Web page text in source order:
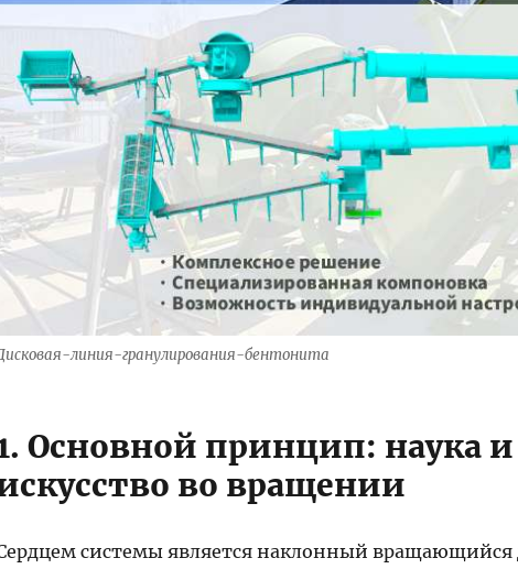
линия-гранулирования-бентонита
Основной принцип: наука и
во вращении
системы является наклонный вращающийся